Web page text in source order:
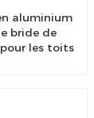
aluminium
bride de
pour les toits